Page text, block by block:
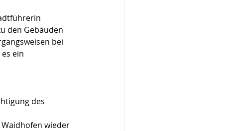
den Gebäuden
bei
ein
des
wieder